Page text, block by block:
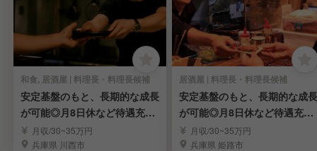
和食, 居酒屋 | 料理長・料理長候補
安定基盤のもと、長期的な成長
が可能◎月8日休など待遇充
実！賞与・昇給あり！
月収/30~35万円
兵庫県 川西市
居酒屋 | 料理長・料理長候補
安定基盤のもと、長期的な成長
が可能◎月8日休など待遇充
実！賞与・昇給あり！
月収/30~35万円
兵庫県 姫路市